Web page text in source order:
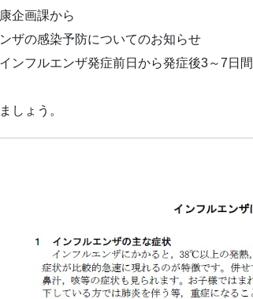
企画課から
ザの感染予防についてのお知らせ
ンフルエンザ発症前日から発症後3～7日
しょう。